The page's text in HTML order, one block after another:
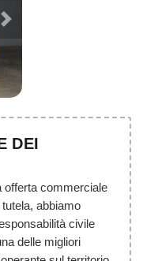
DEI
offerta commerciale
abbiamo
civile
delle migliori